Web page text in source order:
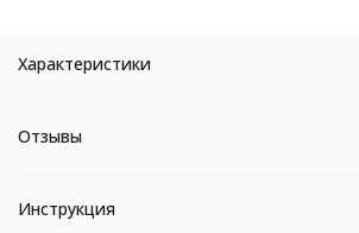
Характеристики
Отзывы
Инструкция